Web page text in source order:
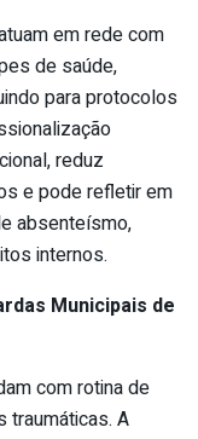
em rede com
de saúde,
para protocolos
reduz
e pode refletir em
absenteísmo,
internos.
Municipais de
com rotina de
traumáticas. A